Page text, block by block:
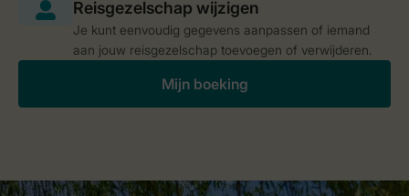
Je kunt eenvoudig gegevens aanpassen of iemand
aan jouw reisgezelschap toevoegen of verwijderen.
Mijn boeking